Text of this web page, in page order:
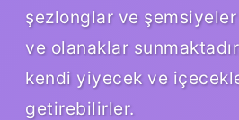
şezlonglar ve
ve olanaklar
kendi yiyecek ve
getirebilirler.